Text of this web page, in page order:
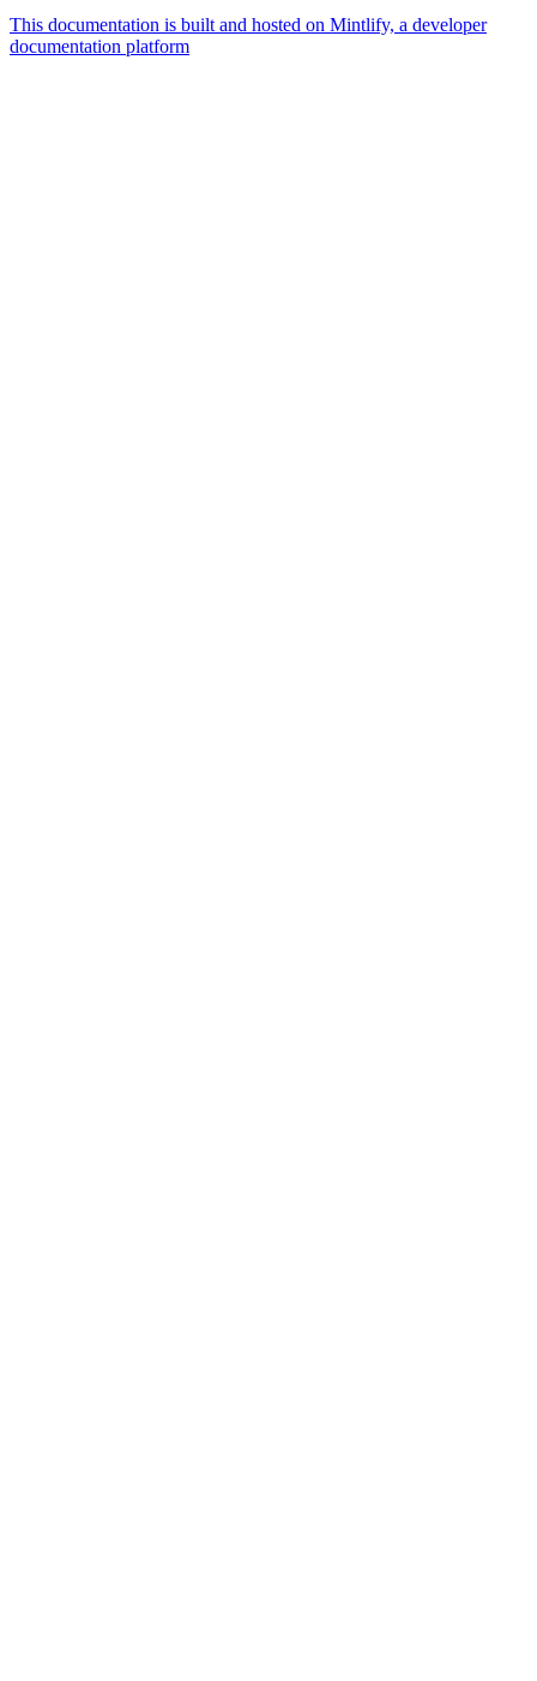
This documentation is built and hosted on Mintlify, a developer
documentation platform